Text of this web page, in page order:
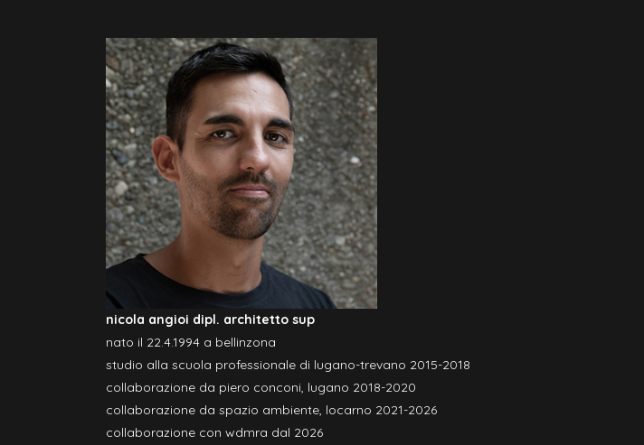
nicola angioi dipl. architetto sup
nato il 22.4.1994 a bellinzona
studio alla scuola professionale di lugano-trevano 2015-2018
collaborazione da piero conconi, lugano 2018-2020
collaborazione da spazio ambiente, locarno 2021-2026
collaborazione con wdmra dal 2026